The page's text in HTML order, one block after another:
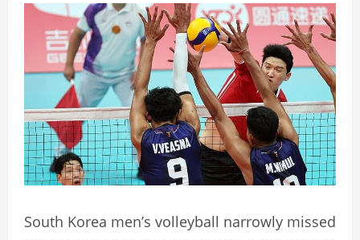
South Korea men’s volleyball narrowly missed